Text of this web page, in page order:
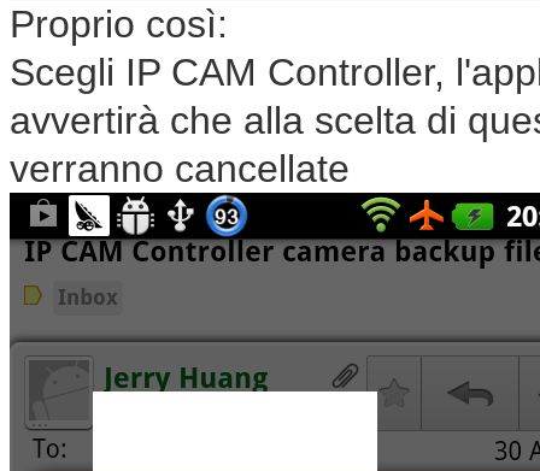
Proprio così:
Scegli IP CAM Controller,
avvertirà che alla scelta di
verranno cancellate